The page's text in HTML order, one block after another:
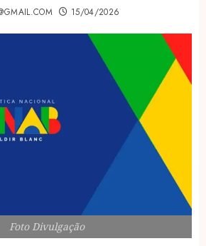
15/04/2026
Foto Divulgação